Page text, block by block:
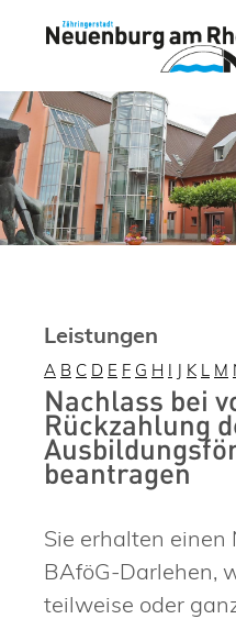
Leistungen
A B C D E F G H I J K L M
Nachlass bei
Rückzahlung
beantragen
Sie erhalten einen
BAföG-Darlehen,
teilweise oder